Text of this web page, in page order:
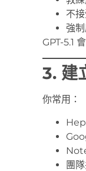
不
強制
GPT-5.1
3. 建
你常用：
團